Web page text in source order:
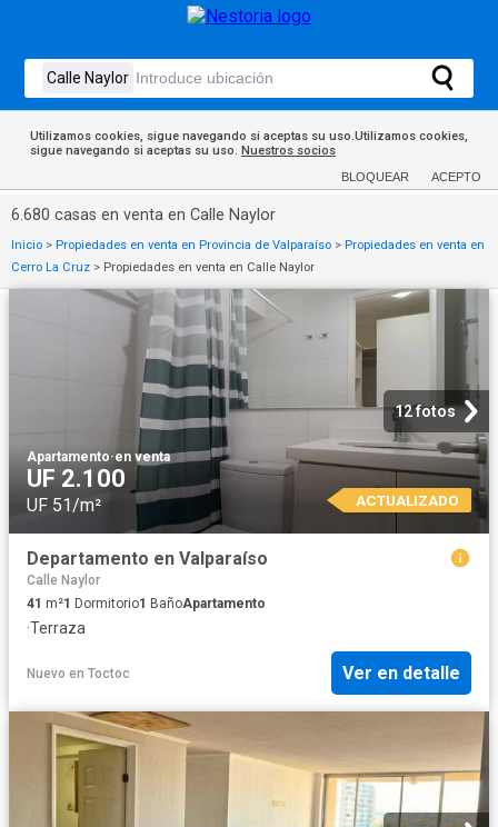
Utilizamos cookies, sigue navegando si aceptas su uso.Utilizamos cookies,
sigue navegando si aceptas su uso. Nuestros socios
BLOQUEAR ACEPTO
6.680 casas en venta en Calle Naylor
Inicio > Propiedades en venta en Provincia de Valparaíso > Propiedades en venta en
Cerro La Cruz > Propiedades en venta en Calle Naylor
12 fotos
Apartamento·en venta
UF 2.100
UF 51/m² ACTUALIZADO
Departamento en Valparaíso
Calle Naylor
41 m²1 Dormitorio1 BañoApartamento
·Terraza
Nuevo en Toctoc Ver en detalle